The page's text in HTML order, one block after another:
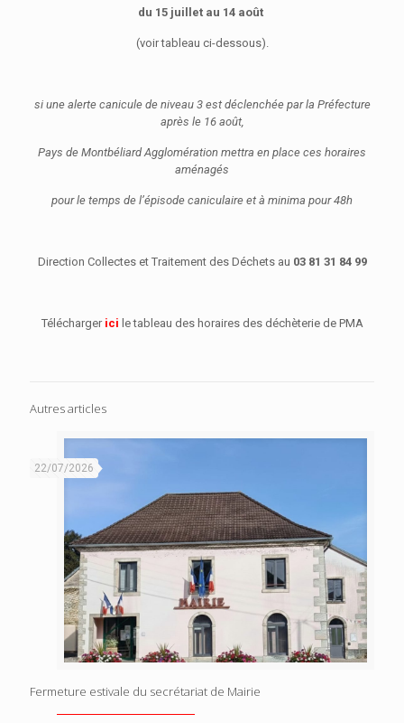
du 15 juillet au 14 août
(voir tableau ci-dessous).
si une alerte canicule de niveau 3 est déclenchée par la Préfecture
après le 16 août,
Pays de Montbéliard Agglomération mettra en place ces horaires
aménagés
pour le temps de l’épisode caniculaire et à minima pour 48h
Direction Collectes et Traitement des Déchets au 03 81 31 84 99
Télécharger ici le tableau des horaires des déchèterie de PMA
Autres articles
22/07/2026
Fermeture estivale du secrétariat de Mairie